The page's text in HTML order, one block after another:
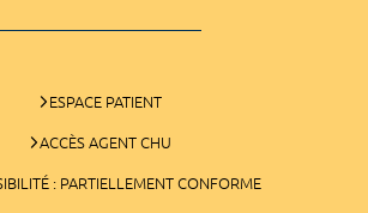
ESPACE PATIENT
ACCÈS AGENT CHU
: PARTIELLEMENT CONFORME